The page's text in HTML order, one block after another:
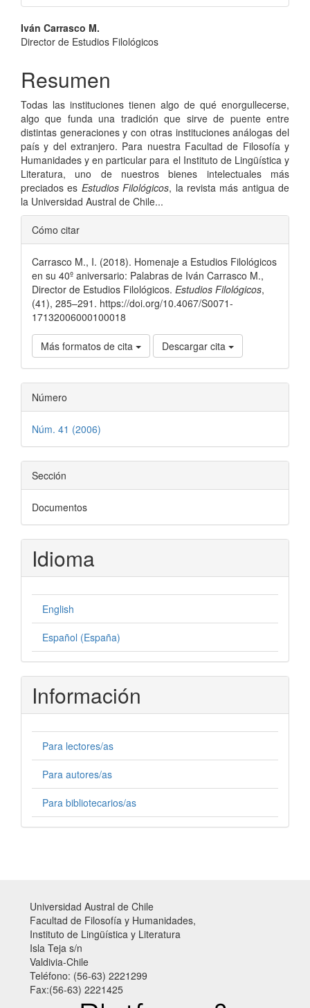
Contenido
principal
del
artículo
Iván Carrasco M.
Director de Estudios Filológicos
Resumen
Todas las instituciones tienen algo de qué enorgullecerse,
algo que funda una tradición que sirve de puente entre
distintas generaciones y con otras instituciones análogas del
país y del extranjero. Para nuestra Facultad de Filosofía y
Humanidades y en particular para el Instituto de Lingüística y
Literatura, uno de nuestros bienes intelectuales más
preciados es Estudios Filológicos, la revista más antigua de
la Universidad Austral de Chile...
Detalles
del
artículo
Cómo citar
Carrasco M., I. (2018). Homenaje a Estudios Filológicos
en su 40º aniversario: Palabras de Iván Carrasco M.,
Director de Estudios Filológicos. Estudios Filológicos,
(41), 285–291. https://doi.org/10.4067/S0071-
17132006000100018
Más formatos de cita Descargar cita
Número
Núm. 41 (2006)
Sección
Documentos
Idioma
English
Español (España)
Información
Para lectores/as
Para autores/as
Para bibliotecarios/as
Universidad Austral de Chile
Facultad de Filosofía y Humanidades,
Instituto de Lingüística y Literatura
Isla Teja s/n
Valdivia-Chile
Teléfono: (56-63) 2221299
Fax:(56-63) 2221425